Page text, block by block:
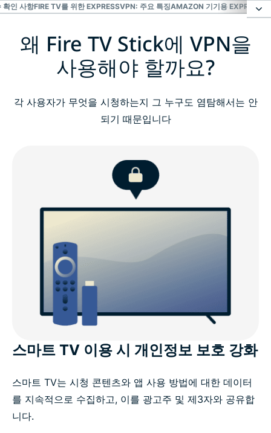
확인 사항FIRE TV를 위한 EXPRESSVPN: 주요 특징AMAZON 기기용
왜 Fire TV Stick에 VPN을 사용해야 할까요?
Amazon Fire TV Stick에 ExpressVPN 설정하는 방법
Amazon Fire TV Stick에 ExpressVPN 설정하는 방법
Fire TV Stick VPN 선택 시 필수 확인 사항
Fire TV를 위한 ExpressVPN: 주요 특징
Amazon 기기용 ExpressVPN
다른 Fire TV Stick VPN이 아닌 ExpressVPN을 선택
해야 하는 이유
ExpressVPN으로 당당하게 스트리밍을 즐기세요
왜 Fire TV Stick에 VPN을
사용해야 할까요?
각 사용자가 무엇을 시청하는지 그 누구도 염탐해서는 안
되기 때문입니다
스마트 TV 이용 시 개인정보 보호 강화
스마트 TV는 시청 콘텐츠와 앱 사용 방법에 대한 데이터
를 지속적으로 수집하고, 이를 광고주 및 제3자와 공유합
니다.